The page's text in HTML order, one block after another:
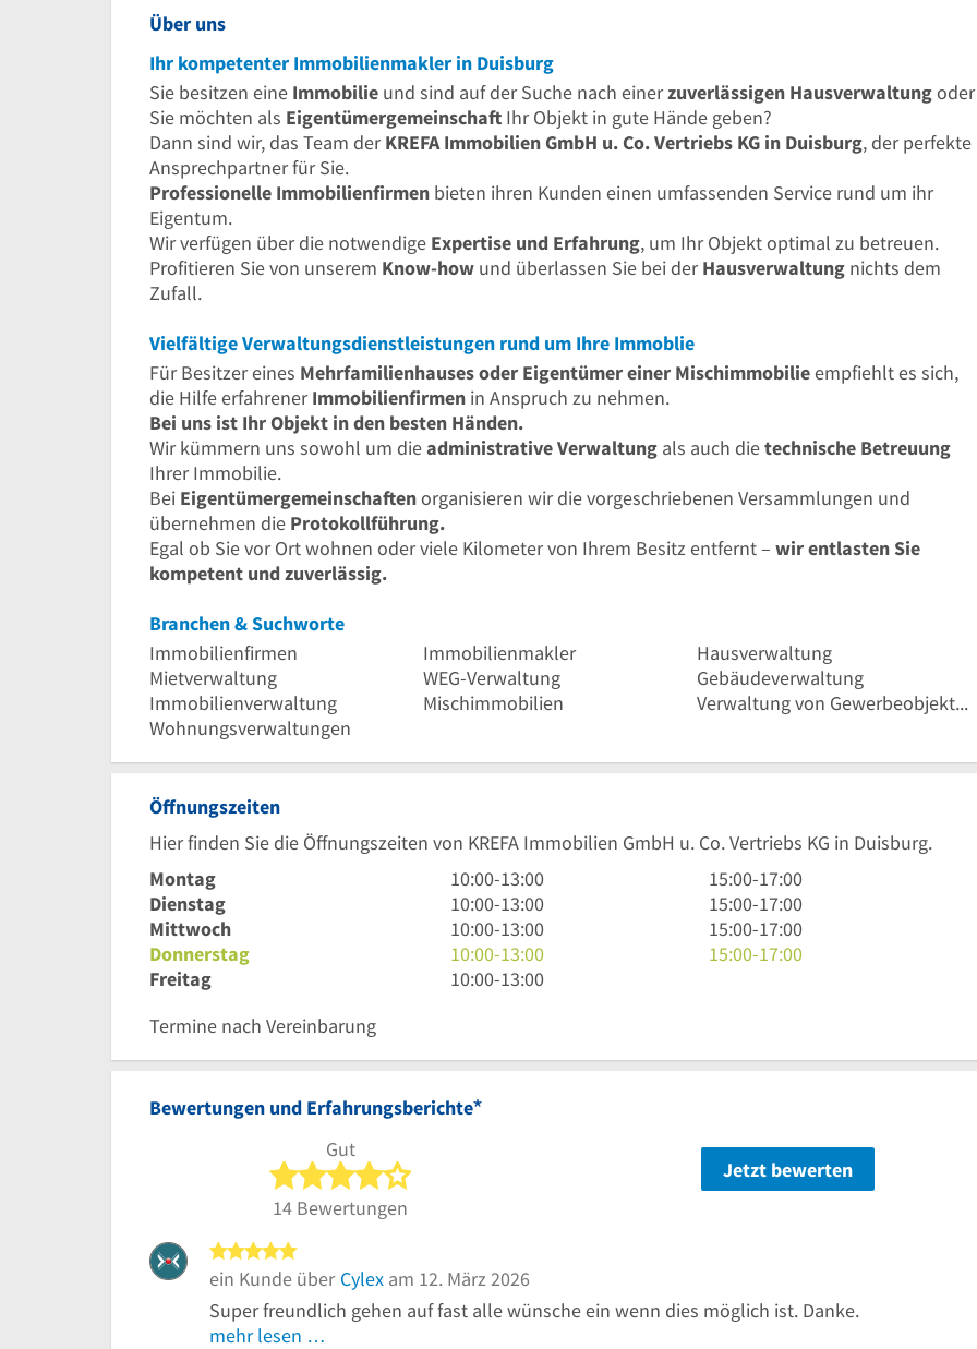
Über uns
Ihr kompetenter Immobilienmakler in Duisburg
Sie besitzen eine Immobilie und sind auf der Suche nach einerzuverlässigen Hausverwaltungoder
Sie möchten als Eigentümergemeinschaft Ihr Objekt in gute Hände geben?
Dann sind wir, das Team derKREFA Immobilien GmbH u. Co. Vertriebs KG in Duisburg, der perfekte
Ansprechpartner für Sie.
Professionelle Immobilienfirmen bieten ihren Kunden einen umfassenden Service rund um ihr
Eigentum.
Wir verfügen über die notwendige Expertise und Erfahrung, um Ihr Objekt optimal zu betreuen.
Profitieren Sie von unserem Know-how und überlassen Sie bei derHausverwaltung nichts dem
Zufall.
Vielfältige Verwaltungsdienstleistungen rund um Ihre Immoblie
Für Besitzer eines Mehrfamilienhauses oder Eigentümer einer Mischimmobilieempfiehlt es sich,
die Hilfe erfahrenerImmobilienfirmen in Anspruch zu nehmen.
Bei uns ist Ihr Objekt in den besten Händen.
Wir kümmern uns sowohl um die administrative Verwaltung als auch dietechnische Betreuung
Ihrer Immobilie.
Bei Eigentümergemeinschaftenorganisieren wir die vorgeschriebenen Versammlungen und
übernehmen die Protokollführung.
Egal ob Sie vor Ort wohnen oder viele Kilometer von Ihrem Besitz entfernt – wir entlasten Sie
kompetent und zuverlässig.
Branchen & Suchworte
Immobilienfirmen
Immobilienmakler
Hausverwaltung
Mietverwaltung
WEG-Verwaltung
Gebäudeverwaltung
Immobilienverwaltung
Mischimmobilien
Verwaltung von Gewerbeobjekten
Wohnungsverwaltungen
Öffnungszeiten
Hier finden Sie die Öffnungszeiten von KREFA Immobilien GmbH u. Co. Vertriebs KG in Duisburg.
Montag
10
Uhr
bis
13
Uhr
10:00-13:00
15
Uhr
bis
17
15:00-17:00
Dienstag
10
Uhr
bis
13
10:00-13:00
15
Uhr
bis
15:00-17:00
Mittwoch
10
Uhr
bis
10:00-13:00
15
Uhr
15:00-17:00
Donnerstag
10
Uhr
10:00-13:00
15
15:00-17:00
Freitag
10
10:00-13:00
Termine nach Vereinbarung
Bewertungen und Erfahrungsberichte*
Gut
4 von 5 Sternen
14 Bewertungen
Jetzt bewerten
ein Kunde über Cylex am 12. März 2026
Super freundlich gehen auf fast alle wünsche ein wenn dies möglich ist. Danke.
mehr lesen …